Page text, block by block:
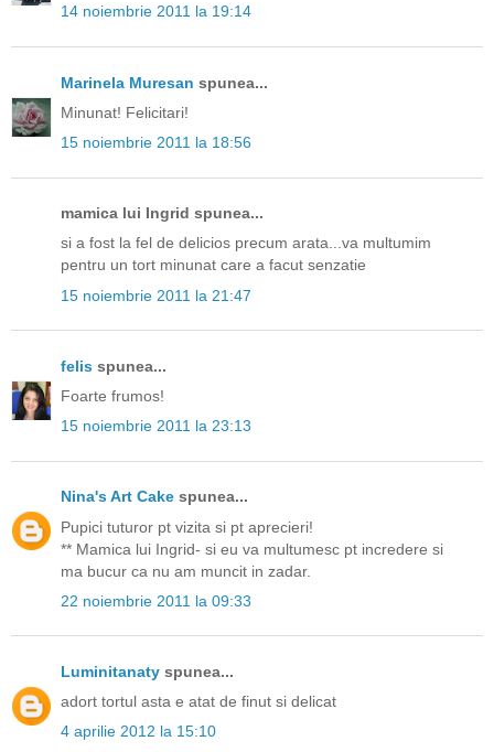
14 noiembrie 2011 la 19:14
Marinela Muresan spunea...
Minunat! Felicitari!
15 noiembrie 2011 la 18:56
mamica lui Ingrid spunea...
si a fost la fel de delicios precum arata...va multumim
pentru un tort minunat care a facut senzatie
15 noiembrie 2011 la 21:47
felis spunea...
Foarte frumos!
15 noiembrie 2011 la 23:13
Nina's Art Cake spunea...
Pupici tuturor pt vizita si pt aprecieri!
** Mamica lui Ingrid- si eu va multumesc pt incredere si
ma bucur ca nu am muncit in zadar.
22 noiembrie 2011 la 09:33
Luminitanaty spunea...
adort tortul asta e atat de finut si delicat
4 aprilie 2012 la 15:10